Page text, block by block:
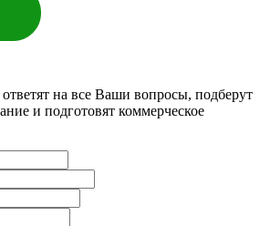
на все Ваши вопросы, подберут
и подготовят коммерческое